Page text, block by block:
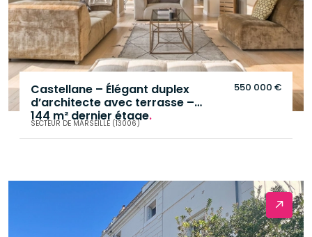
Castellane – Élégant duplex
d’architecte avec terrasse –
144 m² dernier étage.
SECTEUR DE MARSEILLE (13006)
550 000 €